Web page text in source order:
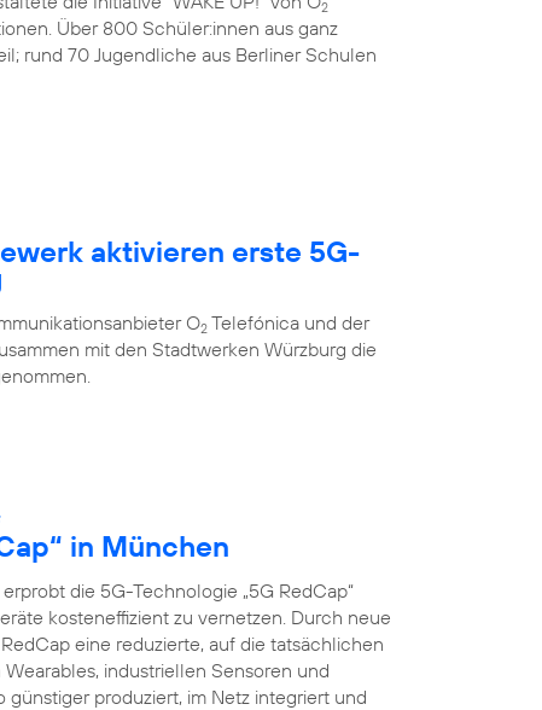
2
Über 800 Schüler:innen aus ganz
rund 70 Jugendliche aus Berliner Schulen
aktivieren erste 5G-
O2 Telefónica und der
mit den Stadtwerken Würzburg die
in München
die 5G-Technologie „5G RedCap“
kosteneffizient zu vernetzen. Durch neue
eine reduzierte, auf die tatsächlichen
industriellen Sensoren und
produziert, im Netz integriert und